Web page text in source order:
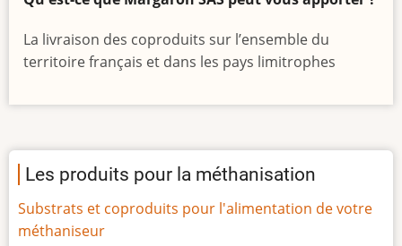
La livraison des coproduits sur l’ensemble du
territoire français et dans les pays limitrophes
Les produits pour la méthanisation
Substrats et coproduits pour l'alimentation de votre
méthaniseur